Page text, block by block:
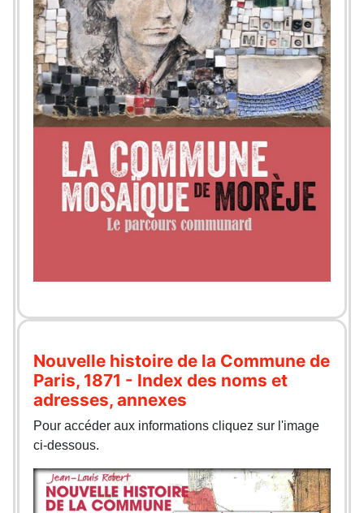
Nouvelle histoire de la Commune de
Paris, 1871 - Index des noms et
adresses, annexes
Pour accéder aux informations cliquez sur l'image
ci-dessous.